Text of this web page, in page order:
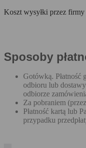
Koszt wysyłki przez firmy
Sposoby
Gotówką. Płatność
odbioru lub
odbiorze
Za pobraniem
Płatność kartą lub
przypadku